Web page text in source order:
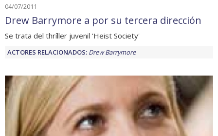
04/07/2011
Drew Barrymore a por su tercera dirección
Se trata del thríller juvenil 'Heist Society'
ACTORES RELACIONADOS: Drew Barrymore